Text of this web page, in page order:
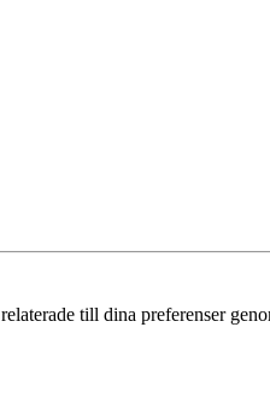
till dina preferenser